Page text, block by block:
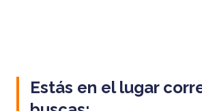
Estás en el lugar